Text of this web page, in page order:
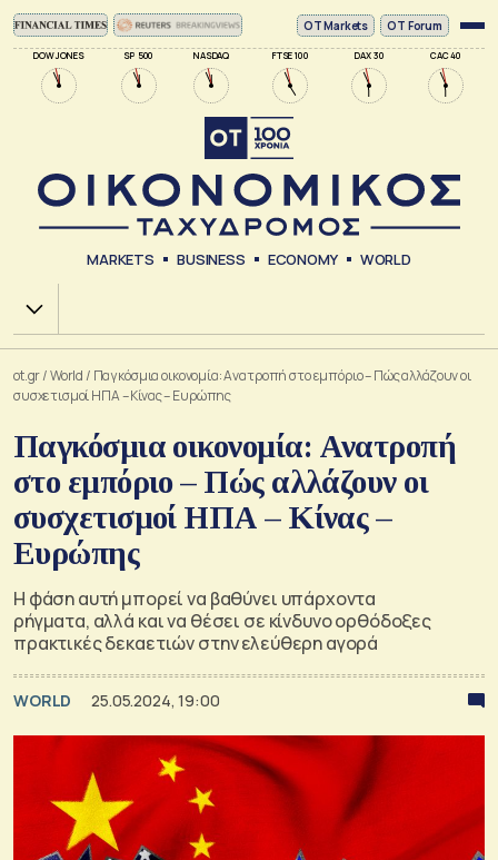
DOW JONES SP 500 NASDAQ FTSE 100 DAX 30 CAC 40
ΟΤ Markets OT Forum
MARKETS BUSINESS ECONOMY WORLD
Χ.Α.
ot.gr/World / Παγκόσμια οικονομία: Ανατροπή στο εμπόριο – Πώς αλλάζουν οι
συσχετισμοί ΗΠΑ – Κίνας – Ευρώπης
Παγκόσμια οικονομία: Ανατροπή
στο εμπόριο – Πώς αλλάζουν οι
συσχετισμοί ΗΠΑ – Κίνας –
Ευρώπης
Η φάση αυτή μπορεί να βαθύνει υπάρχοντα
ρήγματα, αλλά και να θέσει σε κίνδυνο ορθόδοξες
πρακτικές δεκαετιών στην ελεύθερη αγορά
WORLD 25.05.2024, 19:00